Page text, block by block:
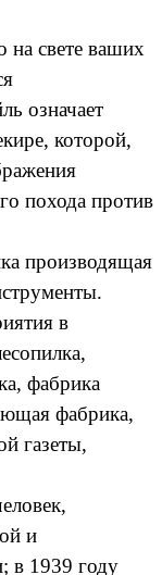
на свете ваших
означает
которой,
похода против
производящая
в
фабрика
фабрика,
газеты,
и
в 1939 году